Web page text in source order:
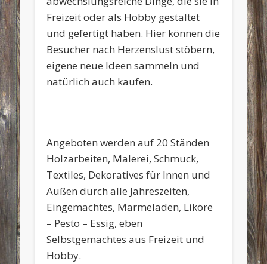
Freizeit oder als Hobby gestaltet
und gefertigt haben. Hier können die
Besucher nach Herzenslust stöbern,
eigene neue Ideen sammeln und
natürlich auch kaufen.
Angeboten werden auf 20 Ständen
Holzarbeiten, Malerei, Schmuck,
Textiles, Dekoratives für Innen und
Außen durch alle Jahreszeiten,
Eingemachtes, Marmeladen, Liköre
– Pesto – Essig, eben
Selbstgemachtes aus Freizeit und
Hobby.